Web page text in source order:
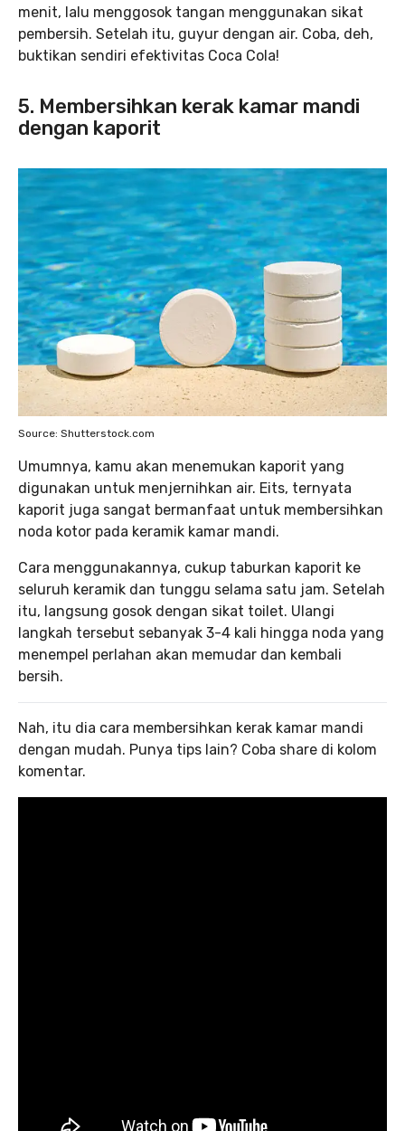
menit, lalu menggosok tangan menggunakan sikat
pembersih. Setelah itu, guyur dengan air. Coba, deh,
buktikan sendiri efektivitas Coca Cola!
5. Membersihkan kerak kamar mandi
dengan kaporit
Source: Shutterstock.com
Umumnya, kamu akan menemukan kaporit yang
digunakan untuk menjernihkan air. Eits, ternyata
kaporit juga sangat bermanfaat untuk membersihkan
noda kotor pada keramik kamar mandi.
Cara menggunakannya, cukup taburkan kaporit ke
seluruh keramik dan tunggu selama satu jam. Setelah
itu, langsung gosok dengan sikat toilet. Ulangi
langkah tersebut sebanyak 3-4 kali hingga noda yang
menempel perlahan akan memudar dan kembali
bersih.
Nah, itu dia cara membersihkan kerak kamar mandi
dengan mudah. Punya tips lain? Coba share di kolom
komentar.